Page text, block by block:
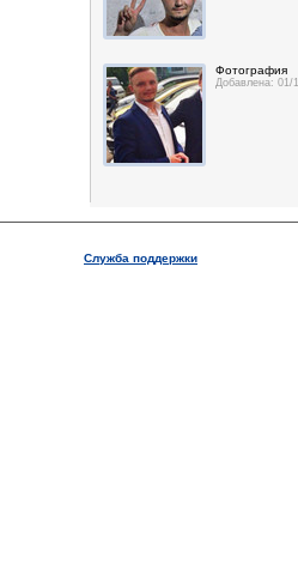
Фотография
Добавлена: 01/
Служба поддержки